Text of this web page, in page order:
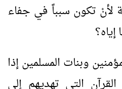
لأنْ تكون سبباً في جفاء
وبنات المسلمين إذا
التي تهديهم إلى